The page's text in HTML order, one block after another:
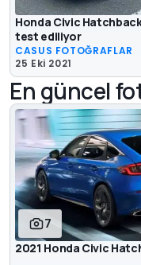
Honda Civic
test ediliyor
CASUS FOTOĞRAFLAR
25 Eki 2021
En güncel
7
2021 Honda Civic